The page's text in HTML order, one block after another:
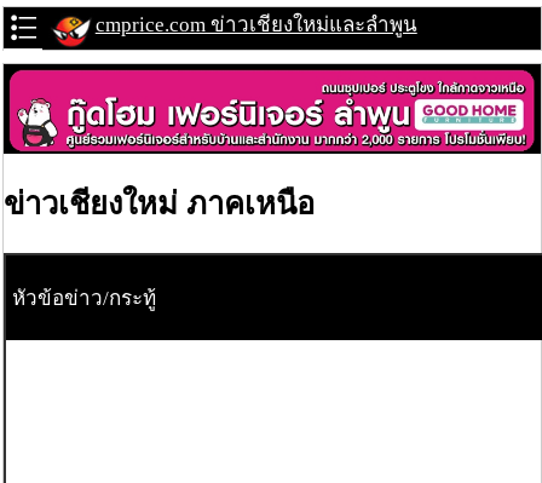
cmprice.com ข่าวเชียงใหม่และลำพูน
ข่าวเชียงใหม่ ภาคเหนือ
หัวข้อข่าว/กระทู้